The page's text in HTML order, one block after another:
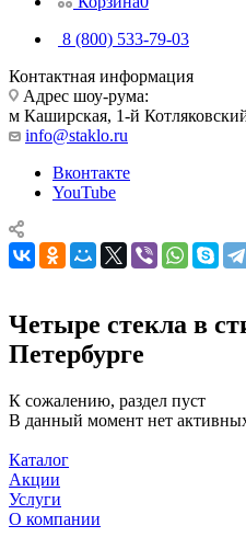
8 (800) 533-79-03
Контактная информация
Адрес шоу-рума:
м Каширская, 1-й
info@staklo.ru
Вконтакте
YouTube
Четыре стекла в
Петербурге
К сожалению, раздел пуст
В данный момент нет
Каталог
Акции
Услуги
О компании